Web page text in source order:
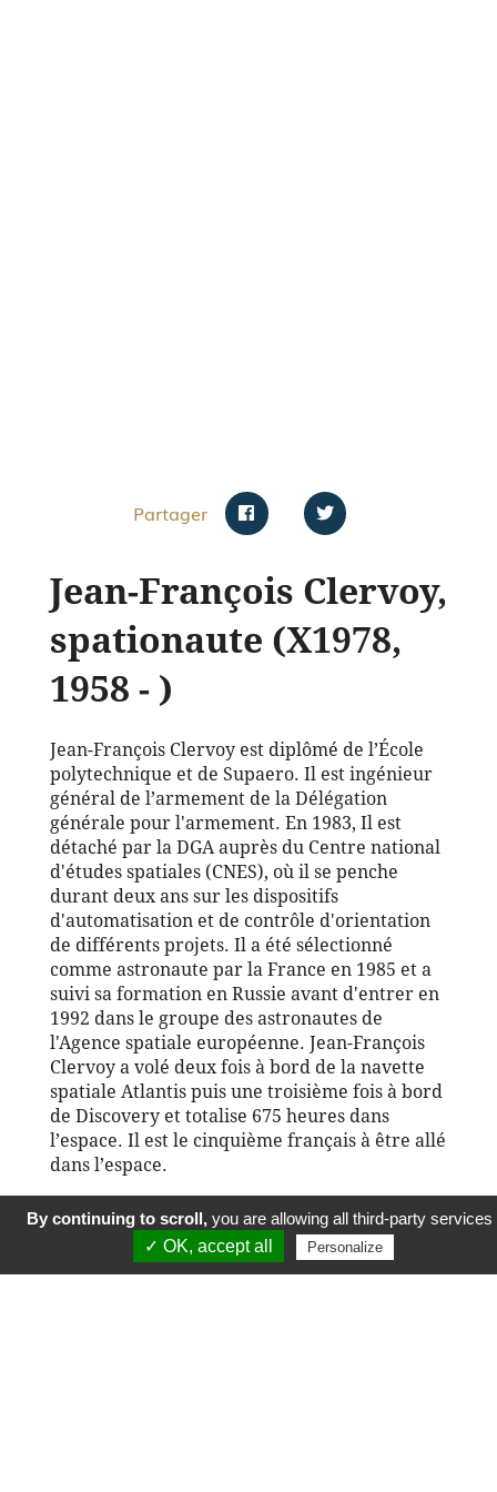
Partager
Jean-François Clervoy,
spationaute (X1978,
1958 - )
Jean-François Clervoy est diplômé de l’École
polytechnique et de Supaero. Il est ingénieur
général de l’armement de la Délégation
générale pour l'armement. En 1983, Il est
détaché par la DGA auprès du Centre national
d'études spatiales (CNES), où il se penche
durant deux ans sur les dispositifs
d'automatisation et de contrôle d'orientation
de différents projets. Il a été sélectionné
comme astronaute par la France en 1985 et a
suivi sa formation en Russie avant d'entrer en
1992 dans le groupe des astronautes de
l'Agence spatiale européenne. Jean-François
Clervoy a volé deux fois à bord de la navette
spatiale Atlantis puis une troisième fois à bord
de Discovery et totalise 675 heures dans
l’espace. Il est le cinquième français à être allé
dans l’espace.
Histoire suivante
By continuing to scroll, you are allowing all third-party services
✓ OK, accept all
Personalize